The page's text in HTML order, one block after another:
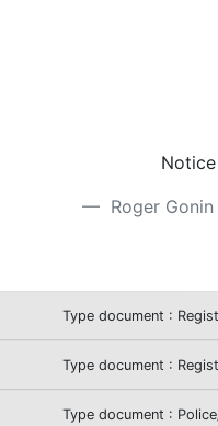
Roger Gonin
Type document :
Type document :
Type document :